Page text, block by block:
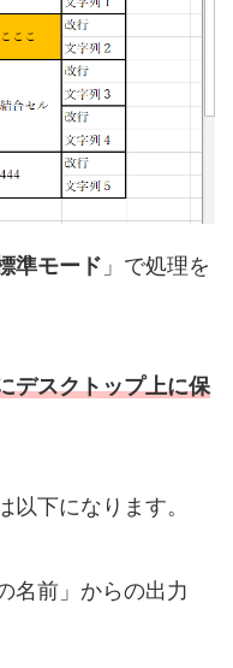
準モード 」で処理を
デスクトップ上に保
下になります。
前」からの出力